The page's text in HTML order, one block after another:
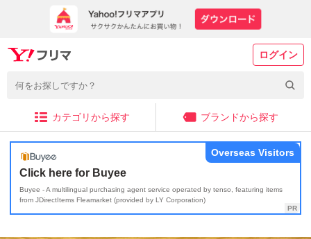
ログイン
カテゴリから探す ブランドから探す
Click here for Buyee
Buyee - A multilingual purchasing agent service operated by tenso, featuring items
from JDirectItems Fleamarket (provided by LY Corporation)
Overseas Visitors